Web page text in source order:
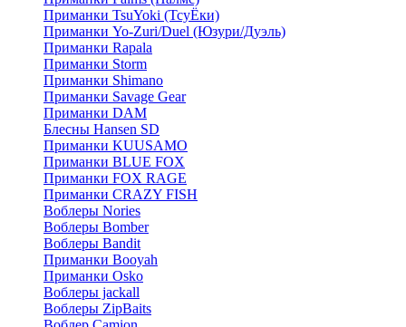
Приманки TsuYoki (ТсуЁки)
Приманки Yo-Zuri/Duel (Юзури/Дуэль)
Приманки Rapala
Приманки Storm
Приманки Shimano
Приманки Savage Gear
Приманки DAM
Блесны Hansen SD
Приманки KUUSAMO
Приманки BLUE FOX
Приманки FOX RAGE
Приманки CRAZY FISH
Воблеры Nories
Воблеры Bomber
Воблеры Bandit
Приманки Booyah
Приманки Osko
Воблеры jackall
Воблеры ZipBaits